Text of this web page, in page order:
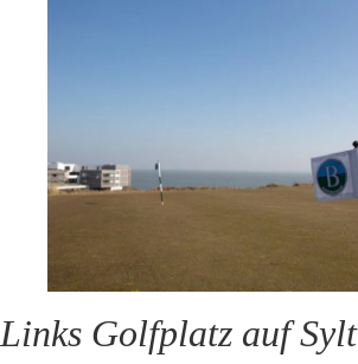
Links Golfplatz auf Sylt